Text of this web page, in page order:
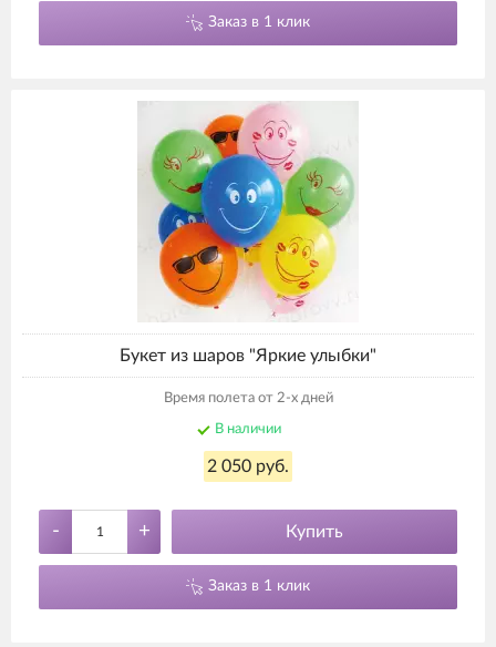
Заказ в 1 клик
Букет из шаров "Яркие улыбки"
Время полета от 2-х дней
В наличии
2 050 руб.
- + Купить
Заказ в 1 клик